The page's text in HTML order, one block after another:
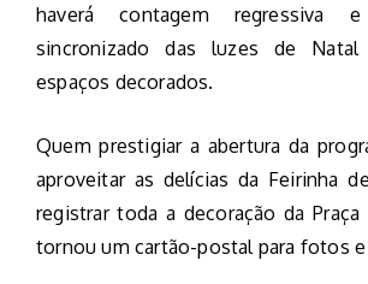
haverá contagem regressiva e
sincronizado das luzes de
espaços decorados.
Quem prestigiar a abertura da
aproveitar as delícias da Feirinha
registrar toda a decoração da Praça
tornou um cartão-postal para fotos